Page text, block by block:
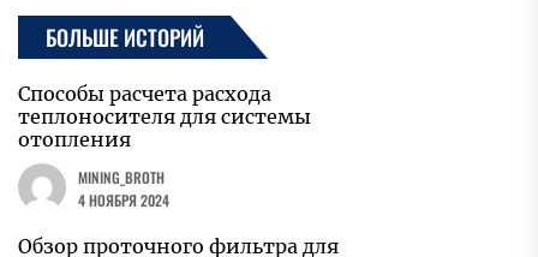
БОЛЬШЕ ИСТОРИЙ
Способы расчета расхода
теплоносителя для системы
отопления
MINING_BROTH
4 НОЯБРЯ 2024
Обзор проточного фильтра для